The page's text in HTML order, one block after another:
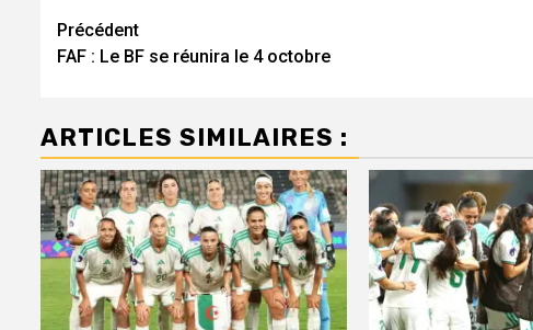
Navigation
d’article
Précédent
FAF : Le BF se réunira le 4 octobre
ARTICLES SIMILAIRES :